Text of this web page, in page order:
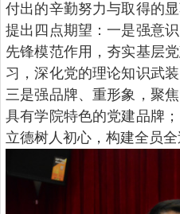
付出的辛勤努力与取得的
提出四点期望：一是强意
先锋模范作用，夯实基层
习，深化党的理论知识武
三是强品牌、重形象，聚
具有学院特色的党建品牌
立德树人初心，构建全员全